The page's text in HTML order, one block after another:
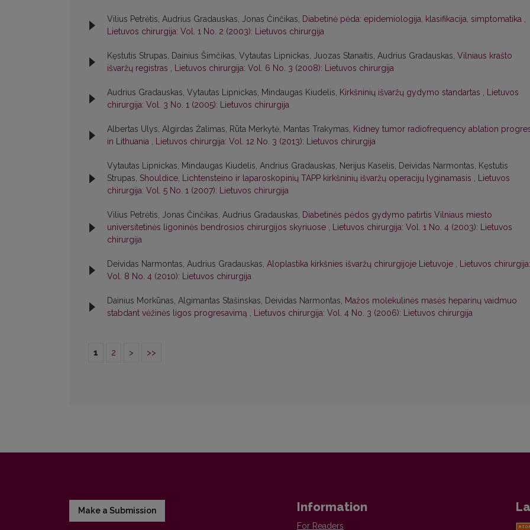
Vilius Petrėtis, Audrius Gradauskas, Jonas Činčikas, Diabetinė pėda: epidemiologija, klasifikacija, simptomatika ,
Lietuvos chirurgija: Vol. 1 No. 2 (2003): Lietuvos chirurgija
Kęstutis Strupas, Dainius Šimčikas, Vytautas Lipnickas, Juozas Stanaitis, Audrius Gradauskas, Vilniaus krašto
išvaržų registras , Lietuvos chirurgija: Vol. 6 No. 3 (2008): Lietuvos chirurgija
Audrius Gradauskas, Vytautas Lipnickas, Mindaugas Kiudelis, Kirkšninių išvaržų gydymo standartas , Lietuvos
chirurgija: Vol. 3 No. 1 (2005): Lietuvos chirurgija
Albertas Ulys, Algirdas Žalimas, Rūta Merkytė, Mantas Trakymas, Kidney tumor radiofrequency ablation
in Lithuania , Lietuvos chirurgija: Vol. 12 No. 3 (2013): Lietuvos chirurgija
Vytautas Lipnickas, Mindaugas Kiudelis, Andrius Gradauskas, Nerijus Kaselis, Deividas Narmontas, Kęstutis
Strupas, Shouldice, Lichtensteino ir laparoskopinių TAPP kirkšninių išvaržų operacijų lyginamasis , Lietuvos
chirurgija: Vol. 5 No. 1 (2007): Lietuvos chirurgija
Vilius Petrėtis, Jonas Činčikas, Audrius Gradauskas, Diabetinės pėdos gydymo patirtis Vilniaus miesto
universitetinės ligoninės bendrosios chirurgijos skyriuose , Lietuvos chirurgija: Vol. 1 No. 4 (2003): Lietuvos
chirurgija
Deividas Narmontas, Audrius Gradauskas, Aloplastika kirkšnies išvaržų chirurgijoje Lietuvoje , Lietuvos chirurgija:
Vol. 8 No. 4 (2010): Lietuvos chirurgija
Dainius Morkūnas, Algimantas Stašinskas, Deividas Narmontas, Mažos molekulinės masės heparinų vaidmuo
stabdant vėžinės ligos progresavimą , Lietuvos chirurgija: Vol. 4 No. 3 (2006): Lietuvos chirurgija
1 2 > >>
Make a Submission Information
For Readers